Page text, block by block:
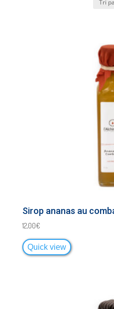
Sirop ananas au
12,00€
Quick view